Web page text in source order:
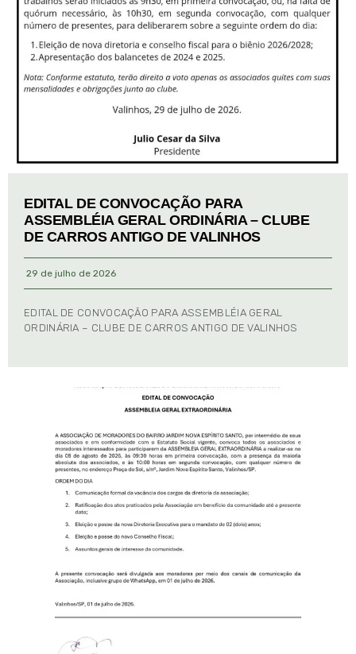
EDITAL DE CONVOCAÇÃO PARA
ASSEMBLÉIA GERAL ORDINÁRIA – CLUBE
DE CARROS ANTIGO DE VALINHOS
29 de julho de 2026
EDITAL DE CONVOCAÇÃO PARA ASSEMBLÉIA GERAL
ORDINÁRIA – CLUBE DE CARROS ANTIGO DE VALINHOS